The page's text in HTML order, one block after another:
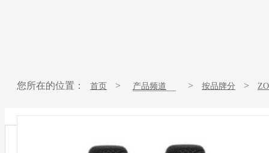
您所在的位置： 首页 > 产品频道 > 按品牌分 >